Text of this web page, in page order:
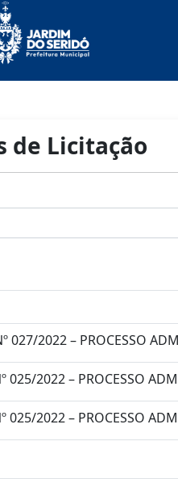
de Licitação
027/2022 – PROCESSO
025/2022 – PROCESSO
025/2022 – PROCESSO